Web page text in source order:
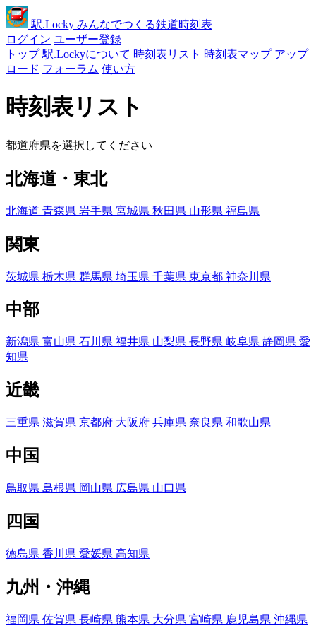
駅.Locky みんなでつくる鉄道時刻表
ログイン ユーザー登録
トップ 駅.Lockyについて 時刻表リスト 時刻表マップ アップ
ロード フォーラム 使い方
時刻表リスト
都道府県を選択してください
北海道・東北
北海道 青森県 岩手県 宮城県 秋田県 山形県 福島県
関東
茨城県 栃木県 群馬県 埼玉県 千葉県 東京都 神奈川県
中部
新潟県 富山県 石川県 福井県 山梨県 長野県 岐阜県 静岡県 愛
知県
近畿
三重県 滋賀県 京都府 大阪府 兵庫県 奈良県 和歌山県
中国
鳥取県 島根県 岡山県 広島県 山口県
四国
徳島県 香川県 愛媛県 高知県
九州・沖縄
福岡県 佐賀県 長崎県 熊本県 大分県 宮崎県 鹿児島県 沖縄県